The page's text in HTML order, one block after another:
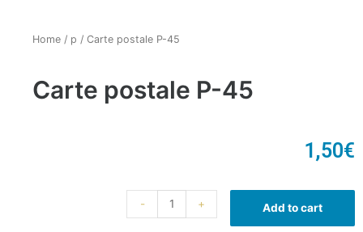
Home / p / Carte postale P-45
Carte postale P-45
1,50€
- + Add to cart